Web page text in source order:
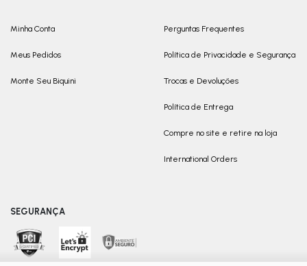
Minha Conta
Meus Pedidos
Monte Seu Biquini
Perguntas Frequentes
Política de Privacidade e Segurança
Trocas e Devoluções
Política de Entrega
Compre no site e retire na loja
International Orders
SEGURANÇA